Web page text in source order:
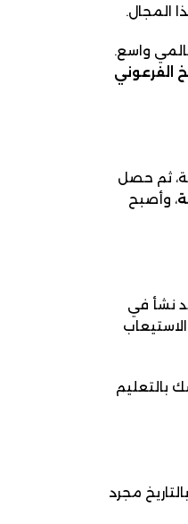
المجال.
واسع.
الفرعوني
ثم حصل
، وأصبح
نشأ في
بالتعليم
مجرد